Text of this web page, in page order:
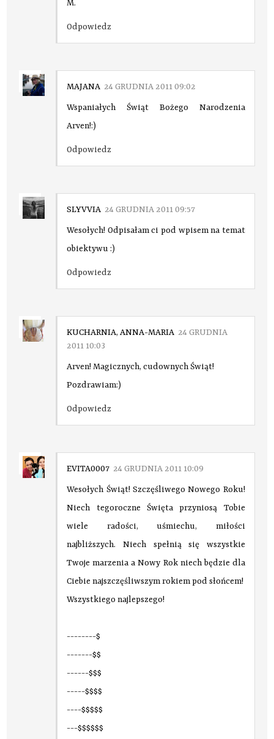
M.
Odpowiedz
MAJANA 24 GRUDNIA 2011 09:02
Wspaniałych Świąt Bożego Narodzenia
Arven!:)
Odpowiedz
SLYVVIA 24 GRUDNIA 2011 09:57
Wesołych! Odpisałam ci pod wpisem na temat
obiektywu :)
Odpowiedz
KUCHARNIA, ANNA-MARIA 24 GRUDNIA
2011 10:03
Arven! Magicznych, cudownych Świąt!
Pozdrawiam:)
Odpowiedz
EVITA0007 24 GRUDNIA 2011 10:09
Wesołych Świąt! Szczęśliwego Nowego Roku!
Niech tegoroczne Święta przyniosą Tobie
wiele radości, uśmiechu, miłości
najbliższych. Niech spełnią się wszystkie
Twoje marzenia a Nowy Rok niech będzie dla
Ciebie najszczęśliwszym rokiem pod słońcem!
Wszystkiego najlepszego!
--------$
-------$$
------$$$
-----$$$$
----$$$$$
---$$$$$$